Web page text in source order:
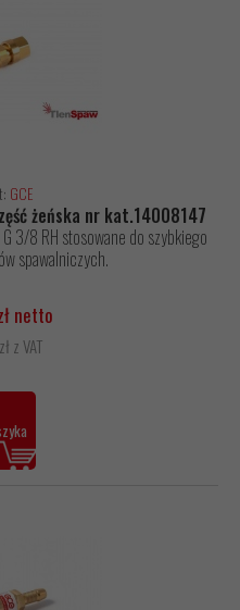
GCE
żeńska nr kat.14008147
3/8 RH stosowane do szybkiego
spawalniczych.
netto
z VAT